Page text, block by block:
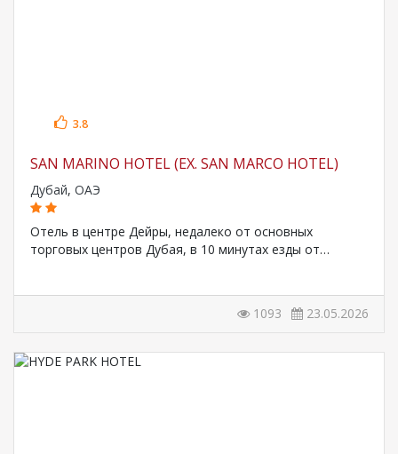
3.8
SAN MARINO HOTEL (EX. SAN MARCO HOTEL)
Дубай, ОАЭ
Отель в центре Дейры, недалеко от основных
торговых центров Дубая, в 10 минутах езды от…
1093 23.05.2026